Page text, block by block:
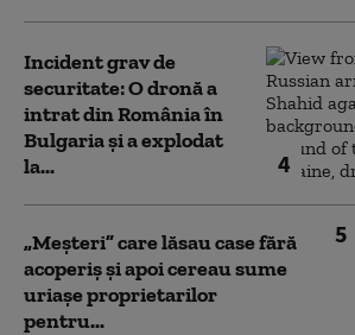
4
Incident grav de
securitate: O dronă a
intrat din România în
Bulgaria şi a explodat
la...
5
„Meșteri” care lăsau case fără
acoperiș și apoi cereau sume
uriașe proprietarilor
pentru...